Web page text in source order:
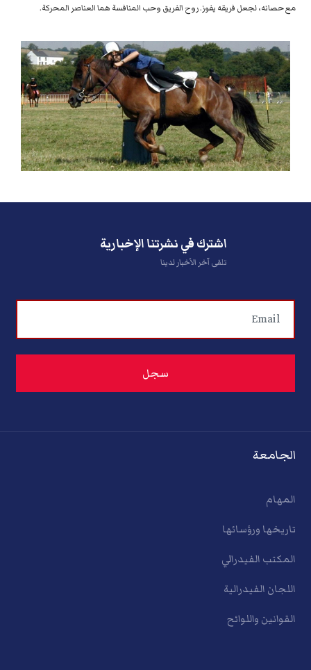
مع حصانه، لجعل فريقه يفوز. روح الفريق وحب المنافسة هما العناصر المحركة.
اشترك في نشرتنا الإخبارية
تلقى آخر الأخبار لدينا
الجامعة
المهام
تاريخها ورؤسائها
المكتب الفيدرالي
اللجان الفيدرالية
القوانين واللوائح